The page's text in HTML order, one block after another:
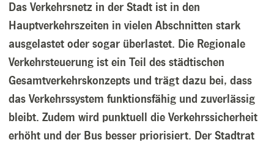
Das Verkehrsnetz in der Stadt ist in den
Hauptverkehrszeiten in vielen Abschnitten stark
ausgelastet oder sogar überlastet. Die Regionale
Verkehrsteuerung ist ein Teil des städtischen
Gesamtverkehrskonzepts und trägt dazu bei, dass
das Verkehrssystem funktionsfähig und zuverlässig
bleibt. Zudem wird punktuell die Verkehrssicherheit
erhöht und der Bus besser priorisiert. Der Stadtrat